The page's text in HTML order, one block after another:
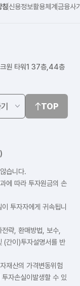
침신용정보활용체계금융사
원 타워1 37층,44층
TOP
습니다.
에 따라 투자원금의 손
투자자에게 귀속됩니
략, 환매방법, 보수,
(간이)투자설명서를 반
재산의 가격변동위험
자손실이발생할 수 있